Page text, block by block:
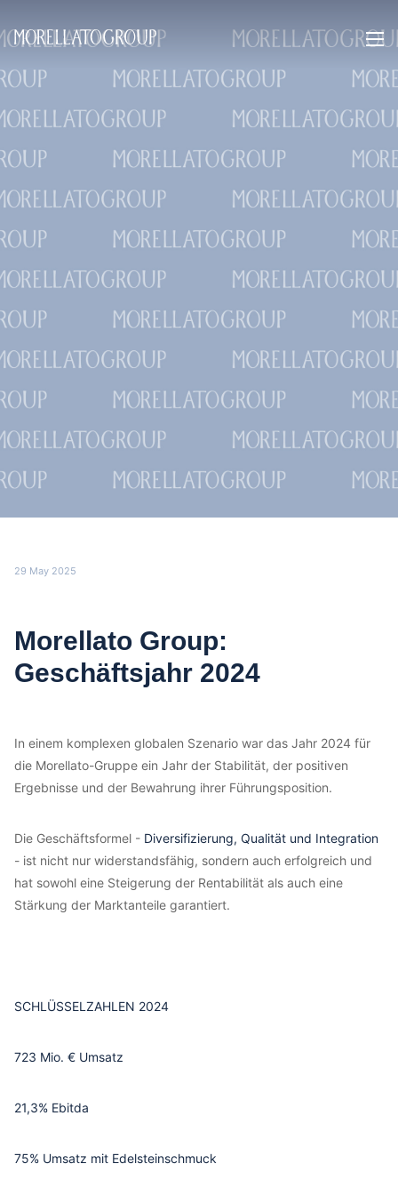
29 May 2025
Morellato Group:
Geschäftsjahr 2024
In einem komplexen globalen Szenario war das Jahr 2024 für
die Morellato-Gruppe ein Jahr der Stabilität, der positiven
Ergebnisse und der Bewahrung ihrer Führungsposition.
Die Geschäftsformel - Diversifizierung, Qualität und Integration
- ist nicht nur widerstandsfähig, sondern auch erfolgreich und
hat sowohl eine Steigerung der Rentabilität als auch eine
Stärkung der Marktanteile garantiert.
SCHLÜSSELZAHLEN 2024
723 Mio. € Umsatz
21,3% Ebitda
75% Umsatz mit Edelsteinschmuck